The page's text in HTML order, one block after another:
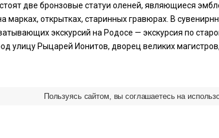
две бронзовые статуи оленей, являющиеся
марках, открытках, старинных гравюрах. В
экскурсий на Родосе — экскурсия по
улицу Рыцарей Ионитов, дворец великих
Пользуясь сайтом, вы соглашаетесь на